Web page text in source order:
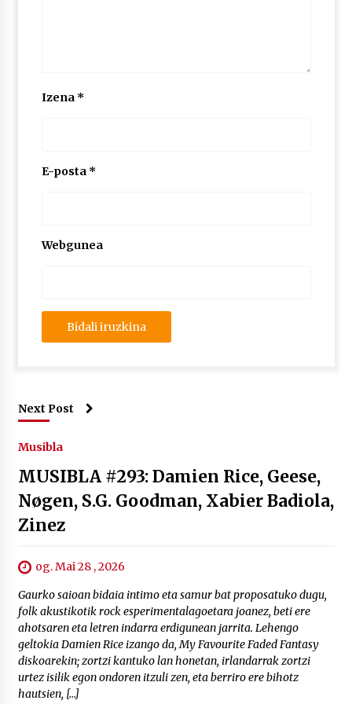
Izena *
E-posta *
Webgunea
Next Post
Musibla
MUSIBLA #293: Damien Rice, Geese,
Nøgen, S.G. Goodman, Xabier Badiola,
Zinez
og. Mai 28 , 2026
Gaurko saioan bidaia intimo eta samur bat proposatuko dugu,
folk akustikotik rock esperimentalagoetara joanez, beti ere
ahotsaren eta letren indarra erdigunean jarrita. Lehengo
geltokia Damien Rice izango da, My Favourite Faded Fantasy
diskoarekin; zortzi kantuko lan honetan, irlandarrak zortzi
urtez isilik egon ondoren itzuli zen, eta berriro ere bihotz
hautsien, […]